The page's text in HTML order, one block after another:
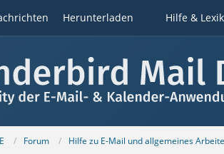
Herunterladen Hilfe &
Forum Hilfe zu E-Mail und allgemeines